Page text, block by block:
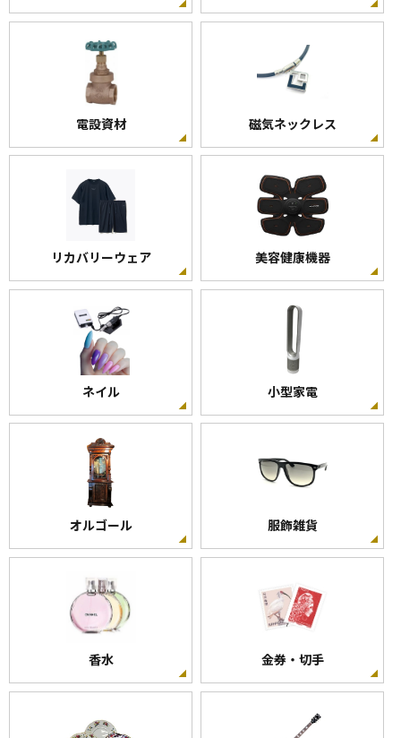
電設資材 磁気ネックレス
リカバリーウェア 美容健康機器
ネイル 小型家電
オルゴール 服飾雑貨
香水 金券・切手